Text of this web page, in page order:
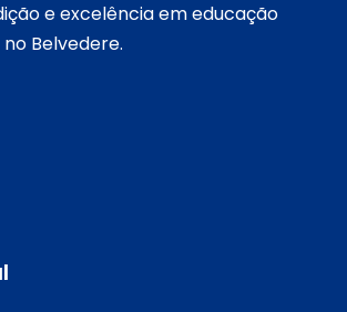
e excelência em educação
Belvedere.